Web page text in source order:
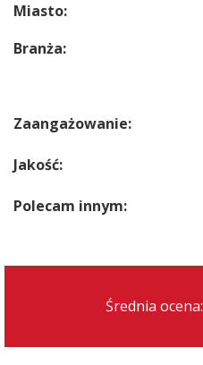
Miasto:
Branża:
Zaangażowanie:
Jakość:
Polecam innym:
Średnia ocena: